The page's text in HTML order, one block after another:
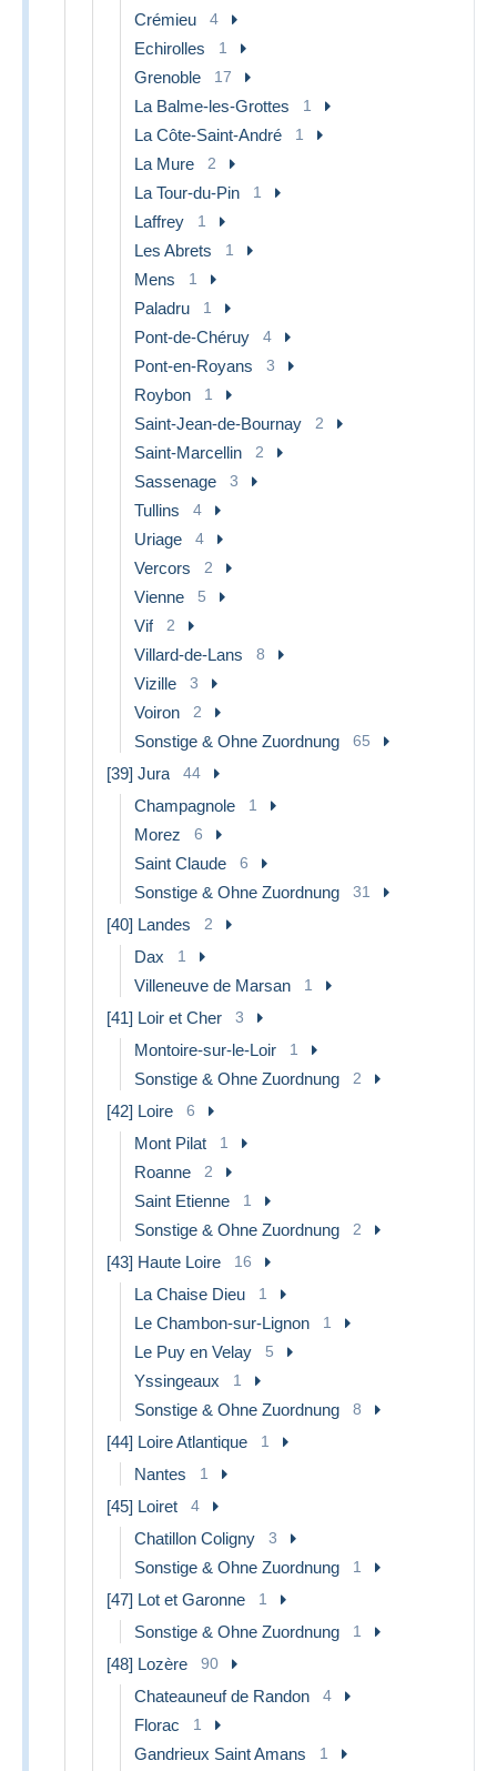
Crémieu 4
Echirolles 1
Grenoble 17
La Balme-les-Grottes 1
La Côte-Saint-André 1
La Mure 2
La Tour-du-Pin 1
Laffrey 1
Les Abrets 1
Mens 1
Paladru 1
Pont-de-Chéruy 4
Pont-en-Royans 3
Roybon 1
Saint-Jean-de-Bournay 2
Saint-Marcellin 2
Sassenage 3
Tullins 4
Uriage 4
Vercors 2
Vienne 5
Vif 2
Villard-de-Lans 8
Vizille 3
Voiron 2
Sonstige & Ohne Zuordnung 65
[39] Jura 44
Champagnole 1
Morez 6
Saint Claude 6
Sonstige & Ohne Zuordnung 31
[40] Landes 2
Dax 1
Villeneuve de Marsan 1
[41] Loir et Cher 3
Montoire-sur-le-Loir 1
Sonstige & Ohne Zuordnung 2
[42] Loire 6
Mont Pilat 1
Roanne 2
Saint Etienne 1
Sonstige & Ohne Zuordnung 2
[43] Haute Loire 16
La Chaise Dieu 1
Le Chambon-sur-Lignon 1
Le Puy en Velay 5
Yssingeaux 1
Sonstige & Ohne Zuordnung 8
[44] Loire Atlantique 1
Nantes 1
[45] Loiret 4
Chatillon Coligny 3
Sonstige & Ohne Zuordnung 1
[47] Lot et Garonne 1
Sonstige & Ohne Zuordnung 1
[48] Lozère 90
Chateauneuf de Randon 4
Florac 1
Gandrieux Saint Amans 1